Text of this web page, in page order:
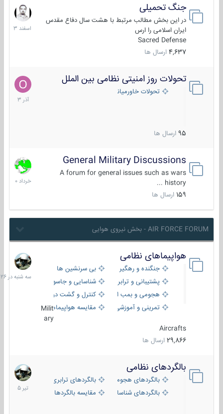
جنگ تحمیلی
در این بخش مطالب مرتبط با هشت سال دفاع مقدس
ایران اسلامی را ارس
Sacred Defense
4,637 ارسال ها
20
اسفند
1403
تحولات روز امنیتی نظامی بین الملل
تحولات خاورمیانه
95 ارسال ها
21
آذر
1403
General Military Discussions
A forum for general issues such as wars
history ...
159 ارسال ها
10
خرداد
1400
AIR FORCE FORUM - بخش نیروی هوایی
هواپیماهای نظامی
جنگنده و رهگیر
بی سرنشین ها
پشتیبانی و ترابری
شناسایی و جاسوسی
هجومی و بمب افکن
کنترل و گشت دریایی
تمرینی و آموزشی
مقایسه هواپیماهاMilit
ary
Aircrafts
29,866 ارسال ها
سه
شنبه
در
بالگردهای نظامی
بالگردهای هجومی
بالگردهای ترابری
بالگردهای شناسایی
مقایسه بالگردها
22
تیر
1405